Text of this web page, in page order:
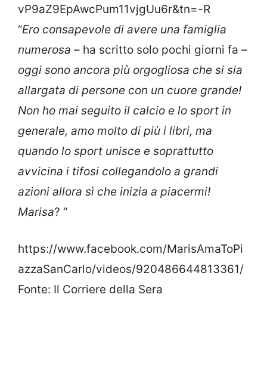
vP9aZ9EpAwcPum11vjgUu6r&tn=-R
“Ero consapevole di avere una famiglia
numerosa – ha scritto solo pochi giorni fa –
oggi sono ancora più orgogliosa che si sia
allargata di persone con un cuore grande!
Non ho mai seguito il calcio e lo sport in
generale, amo molto di più i libri, ma
quando lo sport unisce e soprattutto
avvicina i tifosi collegandolo a grandi
azioni allora sì che inizia a piacermi!
Marisa? “
https://www.facebook.com/MarisAmaToPi
azzaSanCarlo/videos/920486644813361/
Fonte: Il Corriere della Sera